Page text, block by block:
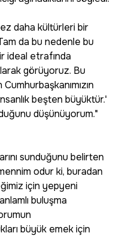
daha kültürleri bir
da bu nedenle bu
ideal etrafında
görüyoruz. Bu
Cumhurbaşkanımızın
beşten büyüktür.'
düşünüyorum."
sunduğunu belirten
odur ki, buradan
için yepyeni
buluşma
büyük emek için